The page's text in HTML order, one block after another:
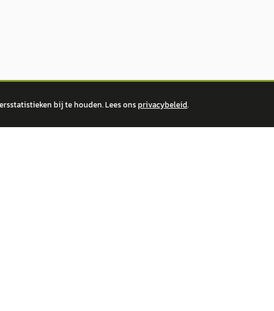
bij te houden. Lees onsprivacybeleid.